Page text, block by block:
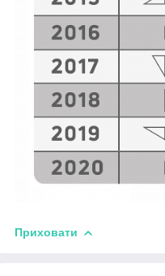
Приховати